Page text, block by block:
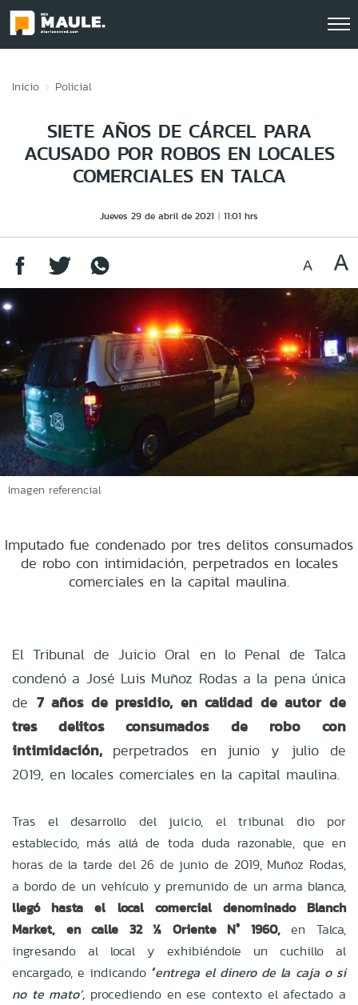
Inicio Policial
SIETE AÑOS DE CÁRCEL PARA
ACUSADO POR ROBOS EN LOCALES
COMERCIALES EN TALCA
Jueves 29 de abril de 2021 11:01 hrs
Imagen referencial
Imputado fue condenado por tres delitos consumados
de robo con intimidación, perpetrados en locales
comerciales en la capital maulina.
El Tribunal de Juicio Oral en lo Penal de Talca
condenó a José Luis Muñoz Rodas a la pena única
de 7 años de presidio, en calidad de autor de
tres delitos consumados de robo con
intimidación, perpetrados en junio y julio de
2019, en locales comerciales en la capital maulina.
Tras el desarrollo del juicio, el tribunal dio por
establecido, más allá de toda duda razonable, que en
horas de la tarde del 26 de junio de 2019, Muñoz Rodas,
a bordo de un vehículo y premunido de un arma blanca,
llegó hasta el local comercial denominado Blanch
Market, en calle 32 ½ Oriente N° 1960,en Talca,
ingresando al local y exhibiéndole un cuchillo al
encargado, e indicando ´entrega el dinero de la caja o si
no te mato’, procediendo en ese contexto el afectado a